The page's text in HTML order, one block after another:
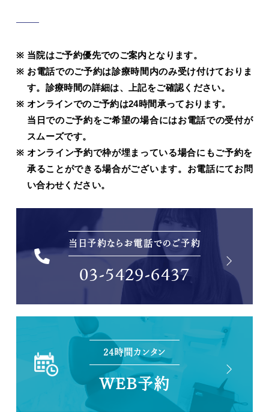
当院はご予約優先でのご案内となります。
お電話でのご予約は診療時間内のみ受け付けておりま
す。診療時間の詳細は、上記をご確認ください。
オンラインでのご予約は24時間承っております。
当日でのご予約をご希望の場合にはお電話での受付が
スムーズです。
オンライン予約で枠が埋まっている場合にもご予約を
承ることができる場合がございます。お電話にてお問
い合わせください。
当日予約ならお電話でのご予約
03-5429-6437
24時間カンタン
WEB予約